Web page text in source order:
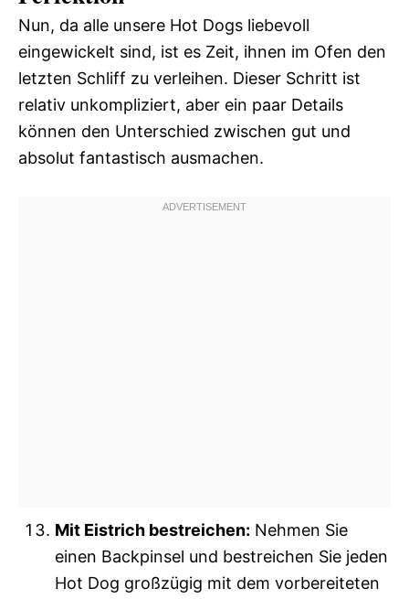
Nun, da alle unsere Hot Dogs liebevoll
eingewickelt sind, ist es Zeit, ihnen im Ofen den
letzten Schliff zu verleihen. Dieser Schritt ist
relativ unkompliziert, aber ein paar Details
können den Unterschied zwischen gut und
absolut fantastisch ausmachen.
Mit Eistrich bestreichen: Nehmen Sie
einen Backpinsel und bestreichen Sie jeden
Hot Dog großzügig mit dem vorbereiteten